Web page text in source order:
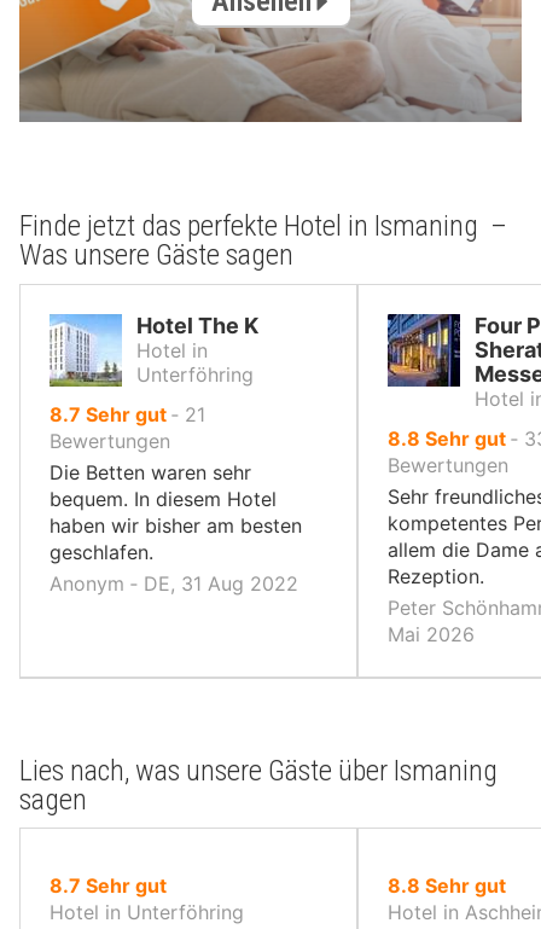
Finde jetzt das perfekte Hotel in Ismaning –
Was unsere Gäste sagen
Hotel The K
Hotel in
Unterföhring
8.7 von
10,
Sehr gut ‐ 21
Bewertungen
Die Betten waren sehr
bequem. In diesem Hotel
haben wir bisher am besten
geschlafen.
Anonym ‐ DE, 31 Aug 2022
Four
Hotel
8.8 von
10,
Sehr gut ‐
Bewertungen
Sehr
kompetentes
allem die Dame
Rezeption.
Peter
Mai 2026
Lies nach, was unsere Gäste über Ismaning
sagen
8.7 von
10,
Sehr gut
Hotel in Unterföhring
8.8 von
10,
Sehr gut
Hotel in